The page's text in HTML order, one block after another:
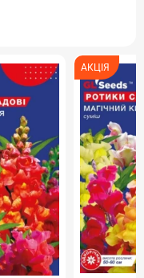
АКЦІЯ